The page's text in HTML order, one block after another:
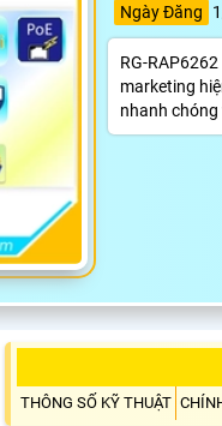
Ngày Đăng
RG-
marketing
nhanh chóng
THÔNG SỐ KỸ THUẬT